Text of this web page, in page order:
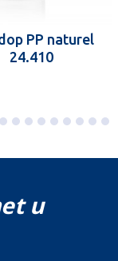
PP naturel
24.410
u